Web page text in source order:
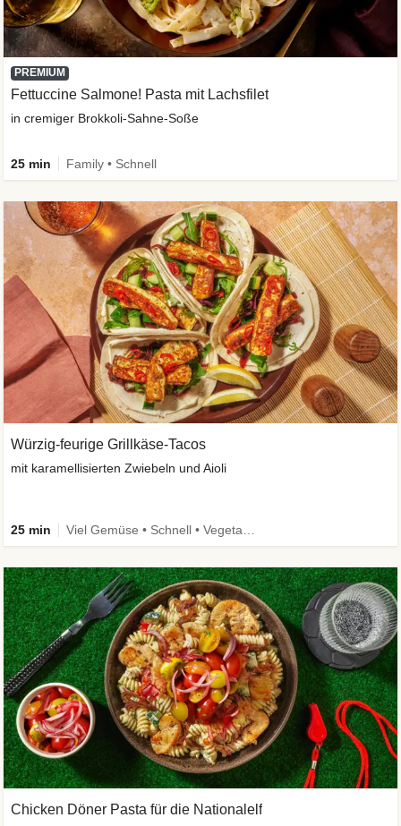
PREMIUM
Fettuccine Salmone! Pasta mit Lachsfilet
in cremiger Brokkoli-Sahne-Soße
25 min Family • Schnell
Würzig-feurige Grillkäse-Tacos
mit karamellisierten Zwiebeln und Aioli
25 min
Chicken Döner Pasta für die Nationalelf